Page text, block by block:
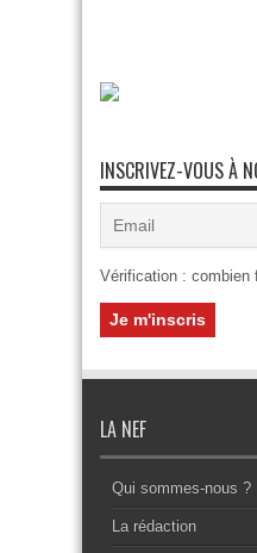
INSCRIVEZ-VOUS À
Vérification : combien
LA NEF
Qui sommes-nous ?
La rédaction